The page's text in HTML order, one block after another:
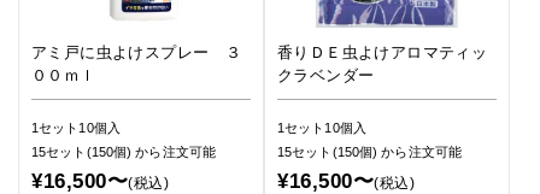
アミ戸に虫よけスプレー ３
００ｍｌ
1セット10個入
15セット(150個)から注文可能
¥16,500〜(税込)
香りＤＥ虫よけアロマティッ
クラベンダー
1セット10個入
15セット(150個)から注文可能
¥16,500〜(税込)